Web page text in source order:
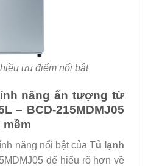
ưu điểm nổi bật
năng ấn tượng từ
– BCD-215MDMJ05
năng nổi bật của Tủ lạnh
để hiểu rõ hơn về